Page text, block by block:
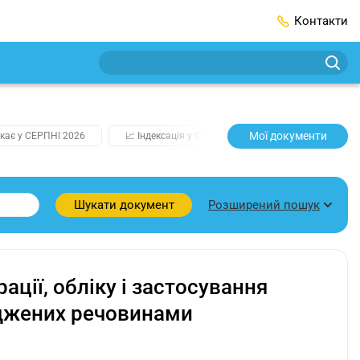
Контакти
у СЕРПНІ 2026 📈 Індексація у СЕРПНІ 2️⃣0️⃣2️⃣7️⃣ Усі
Мої документи
Шукати документ Розширений пошук
обліку і застосування
речовинами